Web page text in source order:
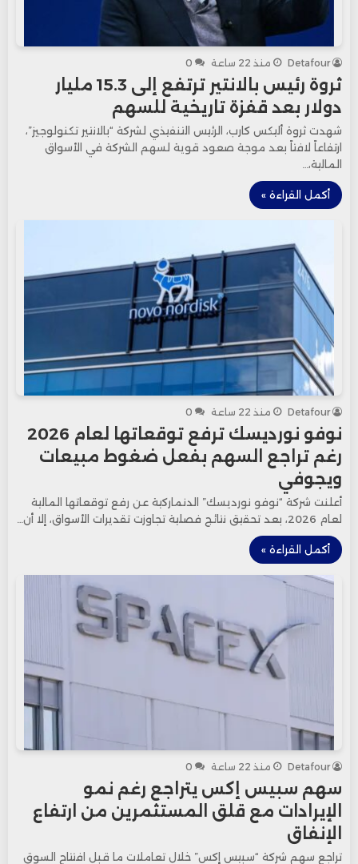
Detafour منذ 22 ساعة 0
ثروة رئيس بالانتير ترتفع إلى 15.3 مليار
دولار بعد قفزة تاريخية للسهم
شهدت ثروة أليكس كارب، الرئيس التنفيذي لشركة “بالانتير تكنولوجيز”،
ارتفاعاً لافتاً بعد موجة صعود قوية لسهم الشركة في الأسواق
المالية،…
أكمل القراءة »
Detafour منذ 22 ساعة 0
نوفو نورديسك ترفع توقعاتها لعام 2026
رغم تراجع السهم بفعل ضغوط مبيعات
ويجوفي
أعلنت شركة “نوفو نورديسك” الدنماركية عن رفع توقعاتها المالية
لعام 2026، بعد تحقيق نتائج فصلية تجاوزت تقديرات الأسواق، إلا أن…
أكمل القراءة »
Detafour منذ 22 ساعة 0
سهم سبيس إكس يتراجع رغم نمو
الإيرادات مع قلق المستثمرين من ارتفاع
الإنفاق
تراجع سهم شركة “سبيس إكس” خلال تعاملات ما قبل افتتاح السوق